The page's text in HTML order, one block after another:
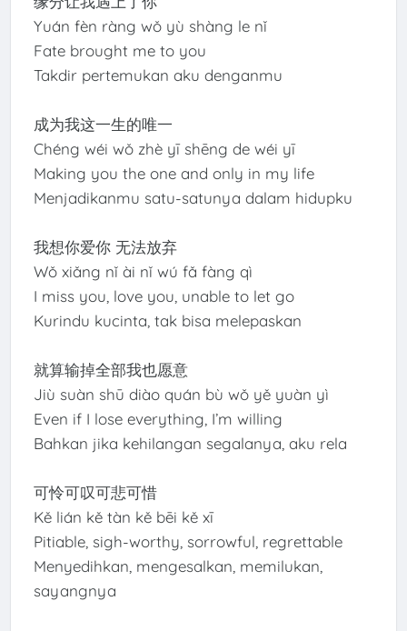
Yuán fèn ràng wǒ yù shàng le nǐ
Fate brought me to you
Takdir pertemukan aku denganmu
成为我这一生的唯一
Chéng wéi wǒ zhè yī shēng de wéi yī
Making you the one and only in my life
Menjadikanmu satu-satunya dalam hidupku
我想你爱你 无法放弃
Wǒ xiǎng nǐ ài nǐ wú fǎ fàng qì
I miss you, love you, unable to let go
Kurindu kucinta, tak bisa melepaskan
就算输掉全部我也愿意
Jiù suàn shū diào quán bù wǒ yě yuàn yì
Even if I lose everything, I’m willing
Bahkan jika kehilangan segalanya, aku rela
可怜可叹可悲可惜
Kě lián kě tàn kě bēi kě xī
Pitiable, sigh-worthy, sorrowful, regrettable
Menyedihkan, mengesalkan, memilukan,
sayangnya